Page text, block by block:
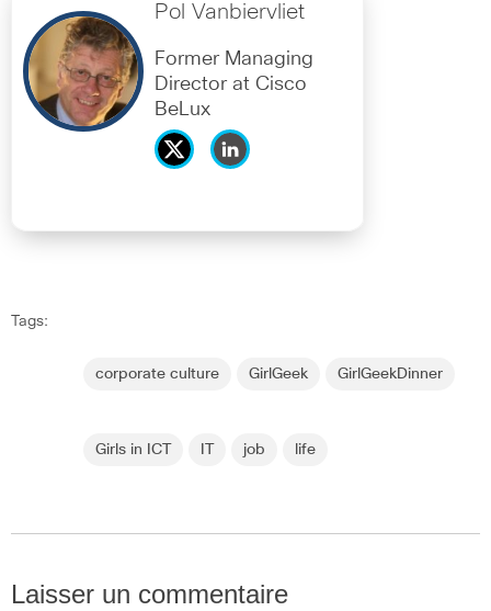
Pol Vanbiervliet
Former Managing
Director at Cisco
BeLux
Tags:
corporate culture GirlGeek GirlGeekDinner
Girls in ICT job life
Laisser un commentaire